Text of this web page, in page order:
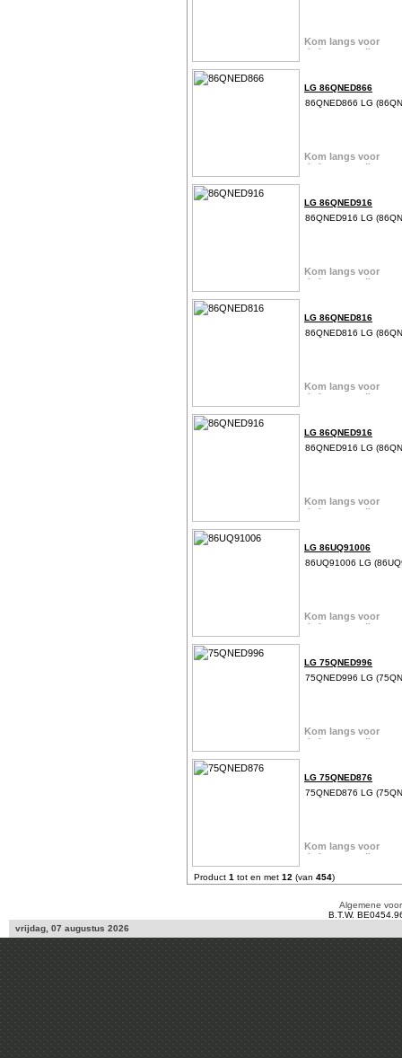
LG 86QNED866
86QNED866 LG
LG 86QNED916
86QNED916 LG
LG 86QNED816
86QNED816 LG
LG 86QNED916
86QNED916 LG
LG 86UQ91006
86UQ91006 LG
LG 75QNED996
75QNED996 LG
LG 75QNED876
75QNED876 LG
Product 1 tot en met 12 (van 454)
Algemene
B.T.W.
vrijdag, 07 augustus 2026